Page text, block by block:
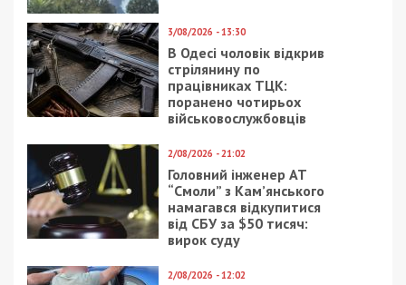
3/08/2026 - 13:30
В Одесі чоловік відкрив
стрілянину по
працівниках ТЦК:
поранено чотирьох
військовослужбовців
2/08/2026 - 21:02
Головний інженер АТ
“Смоли” з Кам’янського
намагався відкупитися
від СБУ за $50 тисяч:
вирок суду
2/08/2026 - 12:02